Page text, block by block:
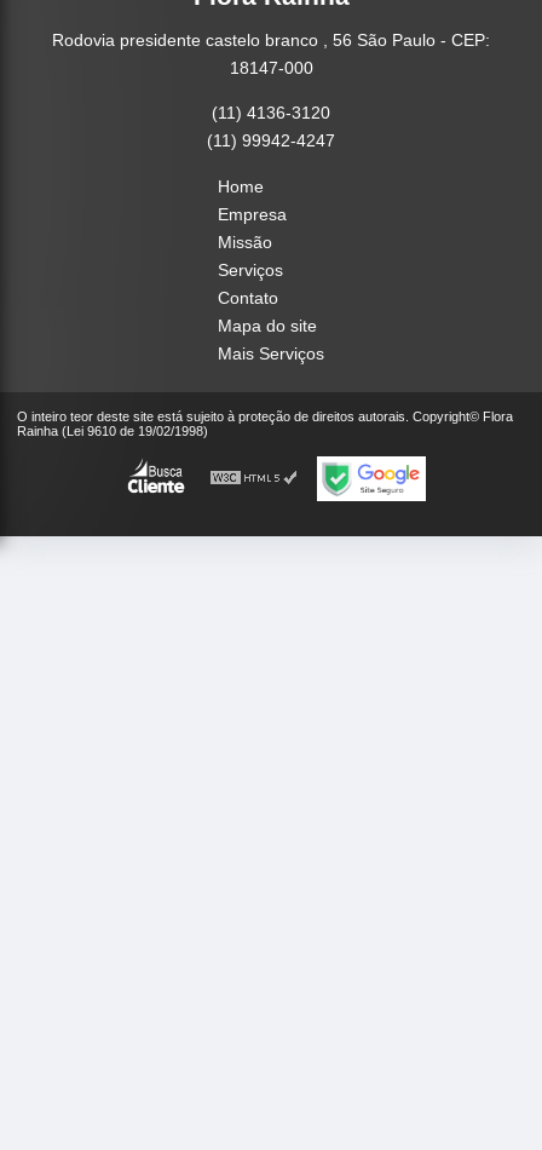
Rodovia presidente castelo branco , 56 São Paulo - CEP:
18147-000
(11) 4136-3120
(11) 99942-4247
Home
Empresa
Missão
Serviços
Contato
Mapa do site
Mais Serviços
O inteiro teor deste site está sujeito à proteção de direitos autorais. Copyright© Flora
Rainha (Lei 9610 de 19/02/1998)